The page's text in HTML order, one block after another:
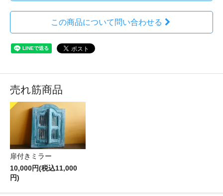
この商品について問い合わせる
売れ筋商品
扉付きミラー
10,000円(税込11,000
円)